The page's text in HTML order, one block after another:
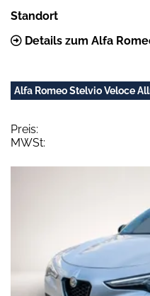
Standort
Details zum Alfa
Alfa Romeo Stelvio Veloce
Preis:
MWSt: